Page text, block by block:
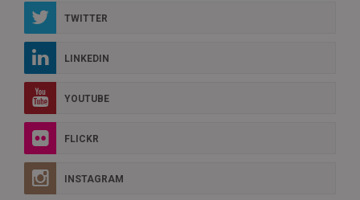
TWITTER
LINKEDIN
YOUTUBE
FLICKR
INSTAGRAM